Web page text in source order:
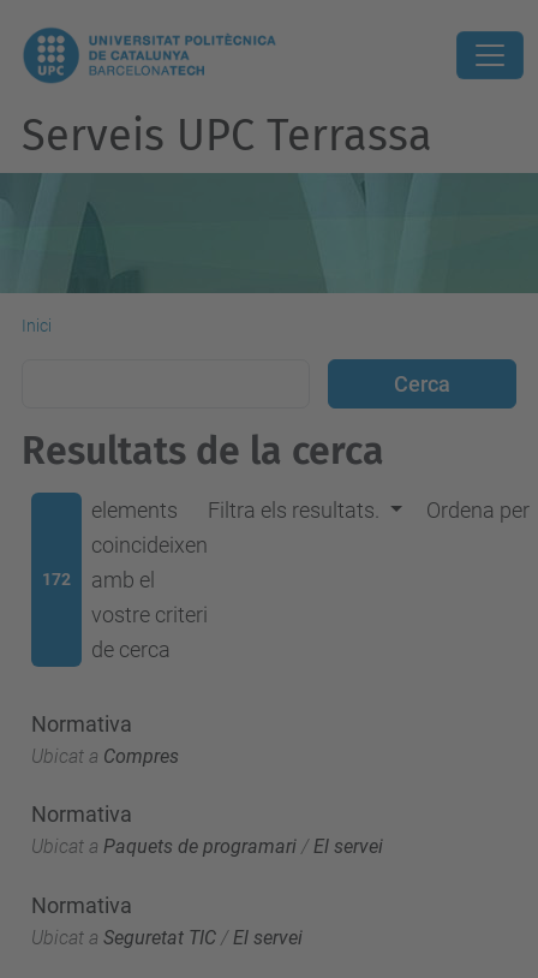
Serveis UPC Terrassa
Inici
Resultats de la cerca
172
elements
coincideixen
amb el
vostre criteri
de cerca
Filtra els resultats. Ordena per
Normativa
Ubicat a Compres
Normativa
Ubicat a Paquets de programari /El servei
Normativa
Ubicat a Seguretat TIC / El servei